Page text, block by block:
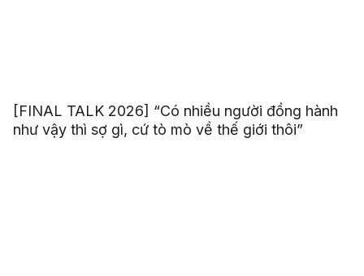
[FINAL TALK 2026] “Có nhiều người đồng hành
như vậy thì sợ gì, cứ tò mò về thế giới thôi”